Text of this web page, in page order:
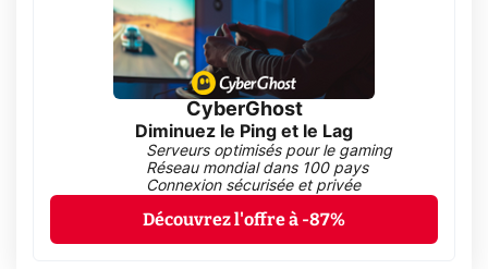
CyberGhost
Diminuez le Ping et le Lag
Serveurs optimisés pour le gaming
Réseau mondial dans 100 pays
Connexion sécurisée et privée
Découvrez l'offre à -87%